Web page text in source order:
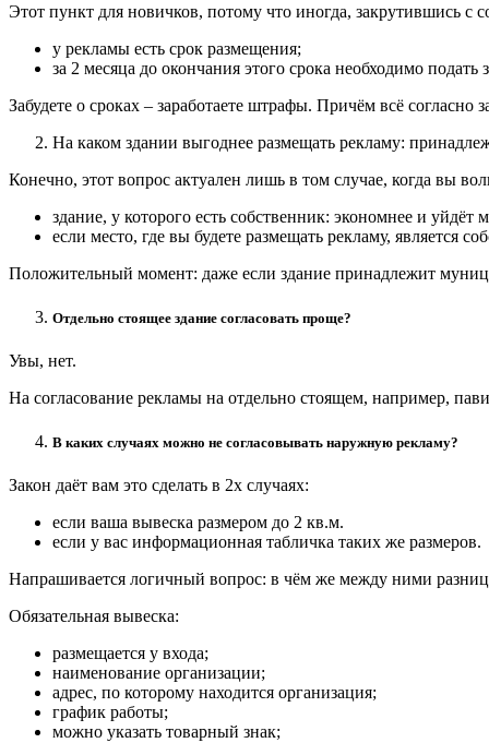
Этот пункт для новичков, потому что иногда, закрутившись с
у рекламы есть срок размещения;
за 2 месяца до окончания этого срока необходимо
Забудете о сроках – заработаете штрафы. Причём всё
На каком здании выгоднее размещать рекламу:
Конечно, этот вопрос актуален лишь в том случае, когда вы
здание, у которого есть собственник: экономнее и уйдёт
если место, где вы будете размещать рекламу, является
Положительный момент: даже если здание принадлежит
Отдельно стоящее здание согласовать проще?
Увы, нет.
На согласование рекламы на отдельно стоящем, например,
В каких случаях можно не согласовывать наружную рекламу?
Закон даёт вам это сделать в 2х случаях:
если ваша вывеска размером до 2 кв.м.
если у вас информационная табличка таких же размеров.
Напрашивается логичный вопрос: в чём же между ними
Обязательная вывеска:
размещается у входа;
наименование организации;
адрес, по которому находится организация;
график работы;
можно указать товарный знак;